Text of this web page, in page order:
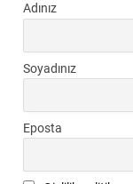
Adınız
Soyadınız
Eposta